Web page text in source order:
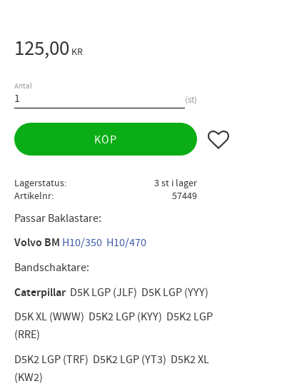
125,00KR
Antal
st
KÖP Lägg till i favoriter
Lagerstatus
3 st i lager
Artikelnr
57449
Passar Baklastare:
Volvo BM H10/350 H10/470
Bandschaktare:
Caterpillar D5K LGP (JLF) D5K LGP (YYY)
D5K XL (WWW) D5K2 LGP (KYY) D5K2 LGP
(RRE)
D5K2 LGP (TRF) D5K2 LGP (YT3) D5K2 XL
(KW2)